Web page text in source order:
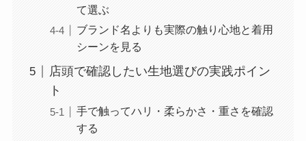
て選ぶ
ブランド名よりも実際の触り心地と着用
シーンを見る
店頭で確認したい生地選びの実践ポイン
ト
手で触ってハリ・柔らかさ・重さを確認
する